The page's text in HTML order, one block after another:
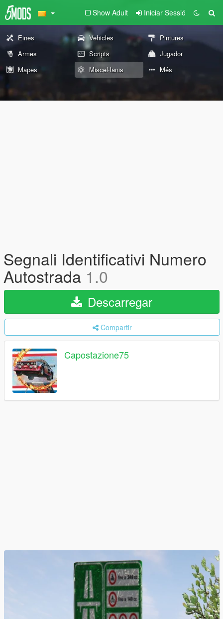
Show Adult Iniciar Sessió
Eines Vehicles
Pintures
Armes
Scripts
Jugador
Mapes
Miscel·lanis Més
Segnali Identificativi Numero
Autostrada 1.0
Descarregar
Compartir
Capostazione75